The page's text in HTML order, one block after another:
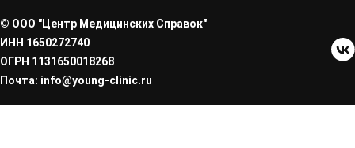
© ООО "Центр Медицинских Справок"
ИНН 1650272740
ОГРН 1131650018268
Почта: info@young-clinic.ru